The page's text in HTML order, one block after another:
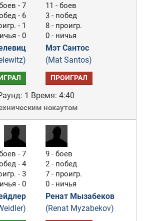
- 7
- 6
- 1
- 0
11 - боев
3 - побед
8 - проигр.
0 - ничья
Мэт Сантос
(Mat Santos)
ПРОИГРАЛ
1 Время: 4:40
нокаутом
- 7
- 4
- 3
- 0
9 - боев
2 - побед
7 - проигр.
0 - ничья
Ренат Мызабеков
(Renat Myzabekov)